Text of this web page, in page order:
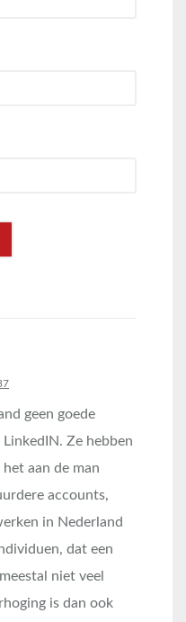
geen goede
Ze hebben
aan de man
accounts,
in Nederland
dat een
niet veel
is dan ook